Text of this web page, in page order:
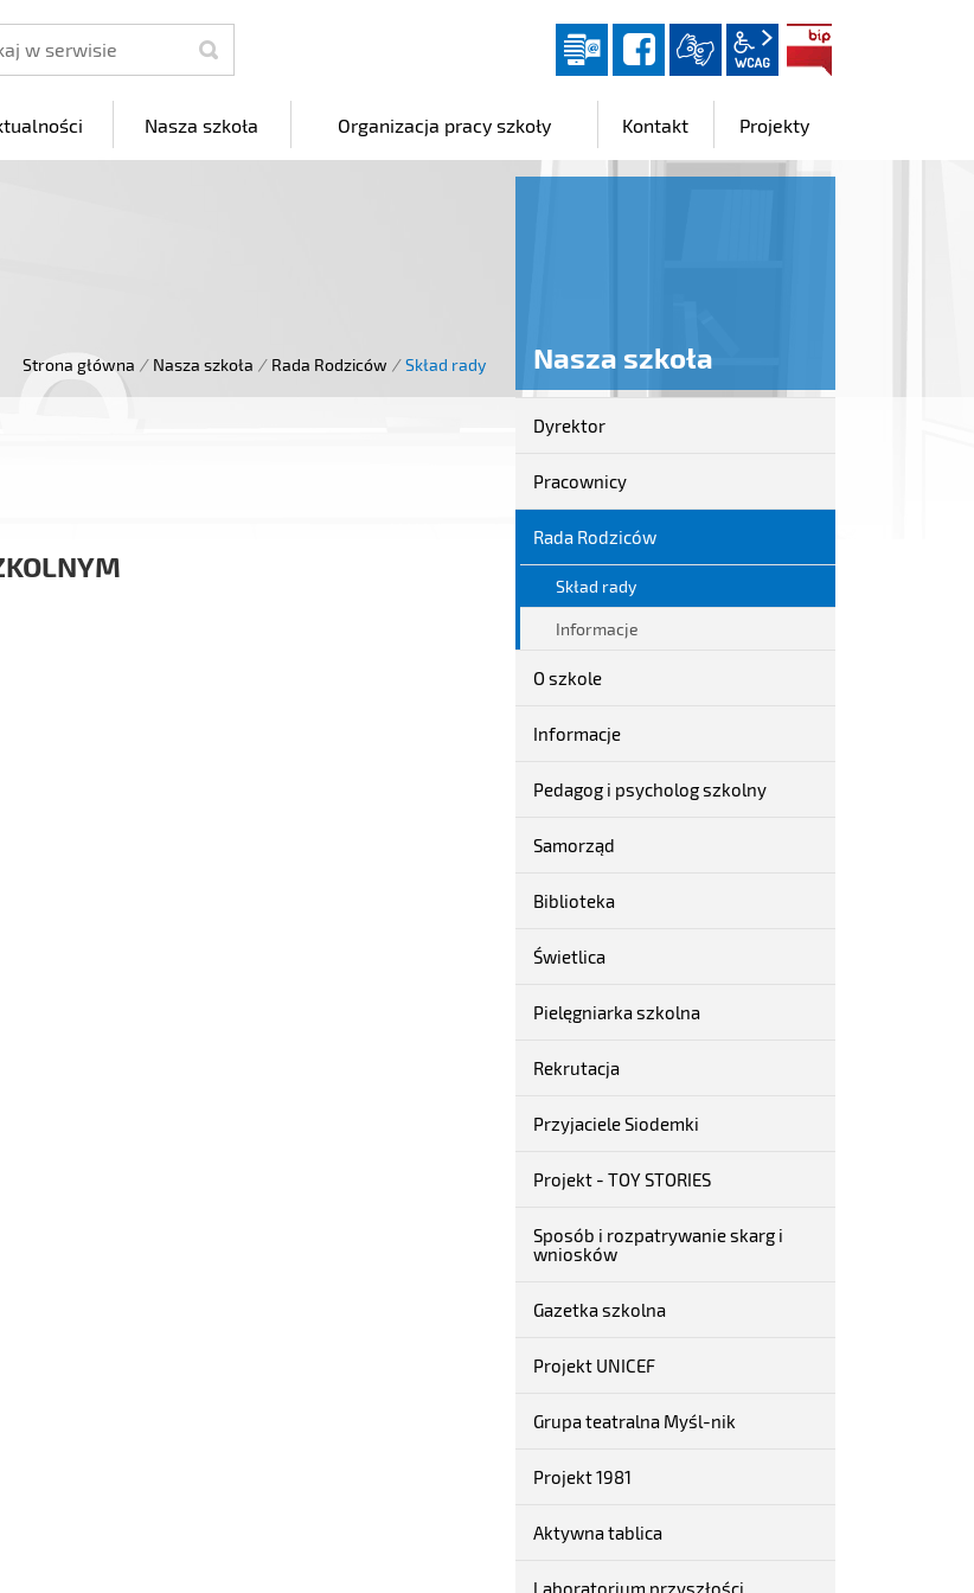
Dziennik elektroniczny
facebook
wcag2.1
Nasza szkoła Organizacja pracy szkoły Kontakt Projekty
Strona główna / Nasza szkoła / Rada Rodziców / Skład rady Nasza szkoła
szkoła
Dyrektor
Pracownicy
Rada Rodziców
Skład rady
Informacje
O szkole
Informacje
Pedagog i psycholog szkolny
Samorząd
Biblioteka
Świetlica
Pielęgniarka szkolna
Rekrutacja
Przyjaciele Siodemki
Projekt - TOY STORIES
Sposób i rozpatrywanie skarg i
wniosków
Gazetka szkolna
Projekt UNICEF
Grupa teatralna Myśl-nik
Projekt 1981
Aktywna tablica
Laboratorium przyszłości